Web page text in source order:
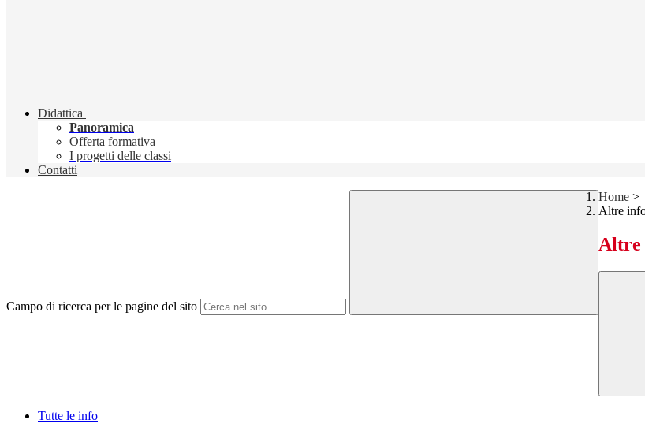
Didattica
Panoramica
Offerta formativa
I progetti delle classi
Contatti
Campo di ricerca per le pagine del sito
Home >
Altre
Altre
Tutte le info